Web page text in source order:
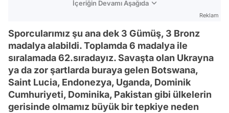
İçeriğin Devamı Aşağıda
Reklam
Sporcularımız şu ana dek 3 Gümüş, 3 Bronz
madalya alabildi. Toplamda 6 madalya ile
sıralamada 62.sıradayız. Savaşta olan Ukrayna
ya da zor şartlarda buraya gelen Botswana,
Saint Lucia, Endonezya, Uganda, Dominik
Cumhuriyeti, Dominika, Pakistan gibi ülkelerin
gerisinde olmamız büyük bir tepkiye neden